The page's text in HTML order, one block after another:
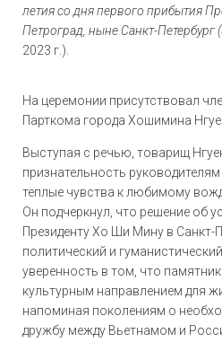
летия со дня первого прибытия
Петроград, ныне Санкт-Петербург
2023 г.).
На церемонии присутствовал
Парткома города Хошимина
Выступая с речью, товарищ
признательность
теплые чувства к любимому
Он подчеркнул, что решение об
Президенту Хо Ши Мину в Санкт-
политический и
уверенность в том, что
культурным направлением для
напоминая поколениям о
дружбу между Вьетнамом и